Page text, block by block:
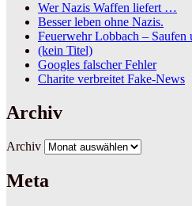
Wer Nazis Waffen liefert …
Besser leben ohne Nazis.
Feuerwehr Lobbach – Saufen
(kein Titel)
Googles falscher Fehler
Charite verbreitet Fake-News
Archiv
Archiv
Meta